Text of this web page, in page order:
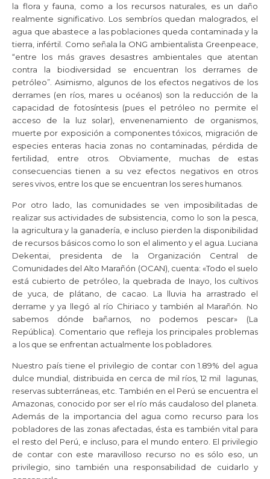
la flora y fauna, como a los recursos naturales, es un daño
realmente significativo. Los sembríos quedan malogrados, el
agua que abastece a las poblaciones queda contaminada y la
tierra, infértil. Como señala la ONG ambientalista Greenpeace,
“entre los más graves desastres ambientales que atentan
contra la biodiversidad se encuentran los derrames de
petróleo”. Asimismo, algunos de los efectos negativos de los
derrames (en ríos, mares u océanos) son la reducción de la
capacidad de fotosíntesis (pues el petróleo no permite el
acceso de la luz solar), envenenamiento de organismos,
muerte por exposición a componentes tóxicos, migración de
especies enteras hacia zonas no contaminadas, pérdida de
fertilidad, entre otros. Obviamente, muchas de estas
consecuencias tienen a su vez efectos negativos en otros
seres vivos, entre los que se encuentran los seres humanos.
Por otro lado, las comunidades se ven imposibilitadas de
realizar sus actividades de subsistencia, como lo son la pesca,
la agricultura y la ganadería, e incluso pierden la disponibilidad
de recursos básicos como lo son el alimento y el agua. Luciana
Dekentai, presidenta de la Organización Central de
Comunidades del Alto Marañón (OCAN), cuenta: «Todo el suelo
está cubierto de petróleo, la quebrada de Inayo, los cultivos
de yuca, de plátano, de cacao. La lluvia ha arrastrado el
derrame y ya llegó al río Chiriaco y también al Marañón. No
sabemos dónde bañarnos, no podemos pescar» (La
República). Comentario que refleja los principales problemas
a los que se enfrentan actualmente los pobladores.
Nuestro país tiene el privilegio de contar con 1.89% del agua
dulce mundial, distribuida en cerca de mil ríos, 12 mil lagunas,
reservas subterráneas, etc. También en el Perú se encuentra el
Amazonas, conocido por ser el río más caudaloso del planeta.
Además de la importancia del agua como recurso para los
pobladores de las zonas afectadas, ésta es también vital para
el resto del Perú, e incluso, para el mundo entero. El privilegio
de contar con este maravilloso recurso no es sólo eso, un
privilegio, sino también una responsabilidad de cuidarlo y